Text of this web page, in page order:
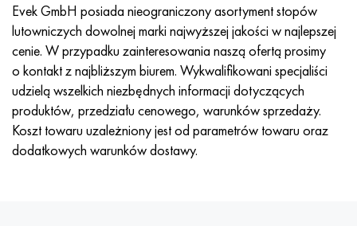
Evek GmbH posiada nieograniczony asortyment stopów
lutowniczych dowolnej marki najwyższej jakości w najlepszej
cenie. W przypadku zainteresowania naszą ofertą prosimy
o kontakt z najbliższym biurem. Wykwalifikowani specjaliści
udzielą wszelkich niezbędnych informacji dotyczących
produktów, przedziału cenowego, warunków sprzedaży.
Koszt towaru uzależniony jest od parametrów towaru oraz
dodatkowych warunków dostawy.